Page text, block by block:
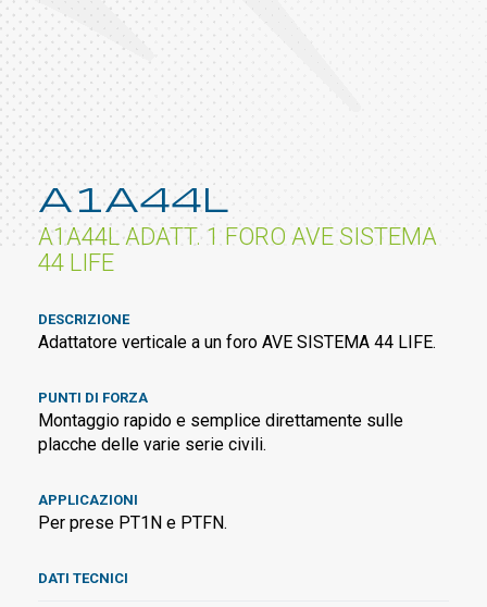
A1A44L
A1A44L ADATT. 1 FORO AVE SISTEMA
44 LIFE
DESCRIZIONE
Adattatore verticale a un foro AVE SISTEMA 44 LIFE.
PUNTI DI FORZA
Montaggio rapido e semplice direttamente sulle
placche delle varie serie civili.
APPLICAZIONI
Per prese PT1N e PTFN.
DATI TECNICI